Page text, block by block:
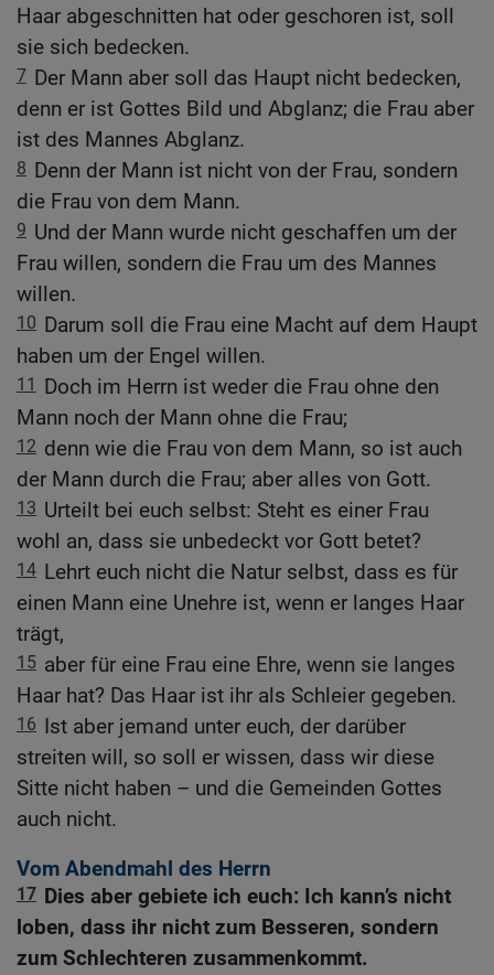
Haar abgeschnitten hat oder geschoren ist, soll
sie sich bedecken.
7 Der Mann aber soll das Haupt nicht bedecken,
denn er ist Gottes Bild und Abglanz; die Frau aber
ist des Mannes Abglanz.
8 Denn der Mann ist nicht von der Frau, sondern
die Frau von dem Mann.
9 Und der Mann wurde nicht geschaffen um der
Frau willen, sondern die Frau um des Mannes
willen.
10 Darum soll die Frau eine Macht auf dem Haupt
haben um der Engel willen.
11
Doch im Herrn ist weder die Frau ohne den
Mann noch der Mann ohne die Frau;
12 denn wie die Frau von dem Mann, so ist auch
der Mann durch die Frau; aber alles von Gott.
13 Urteilt bei euch selbst: Steht es einer Frau
wohl an, dass sie unbedeckt vor Gott betet?
14 Lehrt euch nicht die Natur selbst, dass es für
einen Mann eine Unehre ist, wenn er langes Haar
trägt,
15 aber für eine Frau eine Ehre, wenn sie langes
Haar hat? Das Haar ist ihr als Schleier gegeben.
16 Ist aber jemand unter euch, der darüber
streiten will, so soll er wissen, dass wir diese
Sitte nicht haben – und die Gemeinden Gottes
auch nicht.
Vom Abendmahl des Herrn
17 Dies aber gebiete ich euch: Ich kann’s nicht
loben, dass ihr nicht zum Besseren, sondern
zum Schlechteren zusammenkommt.